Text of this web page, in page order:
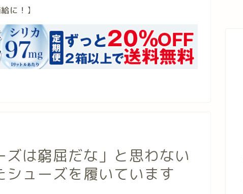
に！ 】
は窮屈だな」と思わない
ューズを履いています